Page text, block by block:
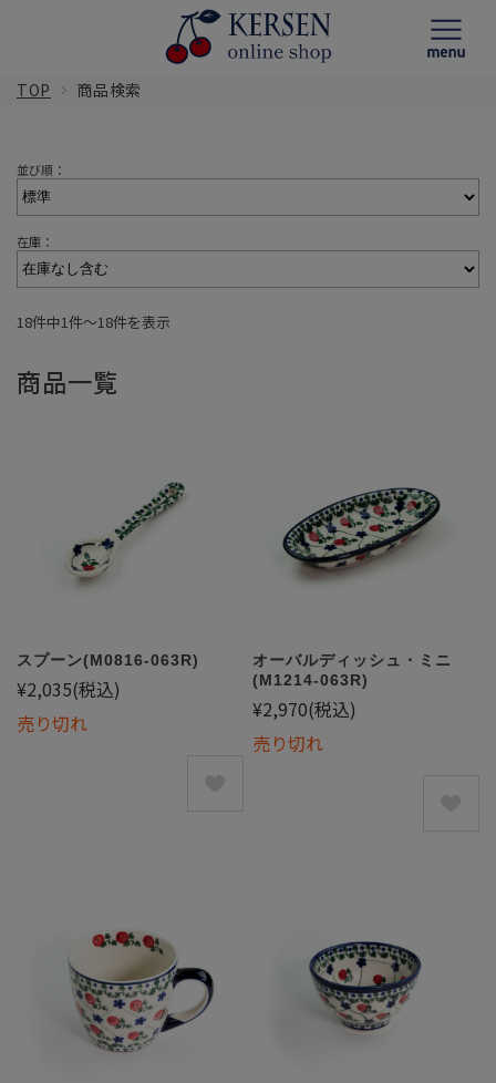
TOP 商品検索
並び順：
在庫：
18件中1件〜18件を表示
商品一覧
スプーン(M0816-063R)
¥2,035(税込)
売り切れ
オーバルディッシュ・ミニ
(M1214-063R)
¥2,970(税込)
売り切れ